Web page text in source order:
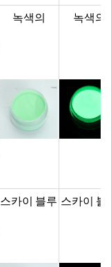
녹색의 녹색의
스카이 블루 스카이 블